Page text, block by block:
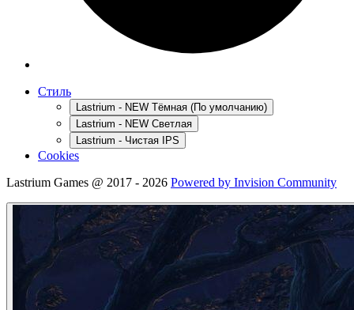
Стиль
Lastrium - NEW Тёмная (По умолчанию)
Lastrium - NEW Светлая
Lastrium - Чистая IPS
Cookies
Lastrium Games @ 2017 - 2026 Powered by Invision Community